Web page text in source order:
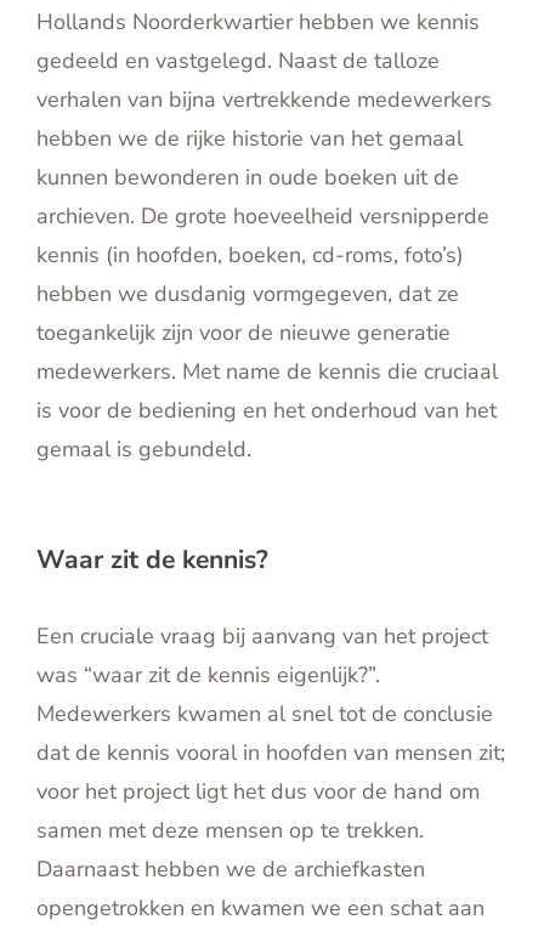
Hollands Noorderkwartier hebben we kennis
gedeeld en vastgelegd. Naast de talloze
verhalen van bijna vertrekkende medewerkers
hebben we de rijke historie van het gemaal
kunnen bewonderen in oude boeken uit de
archieven. De grote hoeveelheid versnipperde
kennis (in hoofden, boeken, cd-roms, foto’s)
hebben we dusdanig vormgegeven, dat ze
toegankelijk zijn voor de nieuwe generatie
medewerkers. Met name de kennis die cruciaal
is voor de bediening en het onderhoud van het
gemaal is gebundeld.
Waar zit de kennis?
Een cruciale vraag bij aanvang van het project
was “waar zit de kennis eigenlijk?”.
Medewerkers kwamen al snel tot de conclusie
dat de kennis vooral in hoofden van mensen zit;
voor het project ligt het dus voor de hand om
samen met deze mensen op te trekken.
Daarnaast hebben we de archiefkasten
opengetrokken en kwamen we een schat aan